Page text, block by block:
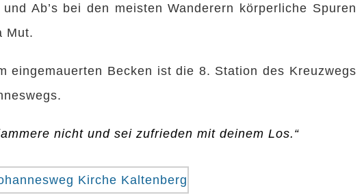
Ab’s bei den meisten Wanderern körperliche Spuren
Mut.
eingemauerten Becken ist die 8. Station des Kreuzwegs
nicht und sei zufrieden mit deinem Los.“